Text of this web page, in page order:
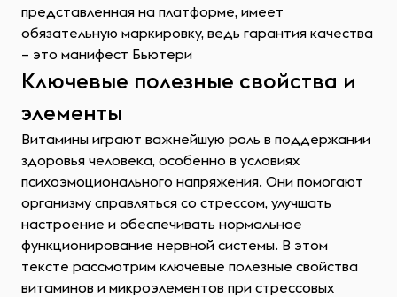
представленная на платформе, имеет
обязательную маркировку, ведь гарантия качества
– это манифест Бьютери
Ключевые полезные свойства и
элементы
Витамины играют важнейшую роль в поддержании
здоровья человека, особенно в условиях
психоэмоционального напряжения. Они помогают
организму справляться со стрессом, улучшать
настроение и обеспечивать нормальное
функционирование нервной системы. В этом
тексте рассмотрим ключевые полезные свойства
витаминов и микроэлементов при стрессовых